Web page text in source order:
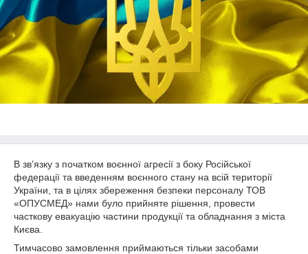
В зв’язку з початком воєнної агресії з боку Російської
федерації та введенням воєнного стану на всій території
України, та в цілях збереження безпеки персоналу ТОВ
«ОПУСМЕД» нами було прийняте рішення, провести
часткову евакуацію частини продукції та обладнання з міста
Києва.
Тимчасово замовлення приймаються тільки засобами